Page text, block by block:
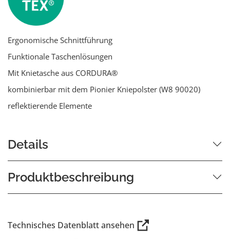
Ergonomische Schnittführung
Funktionale Taschenlösungen
Mit Knietasche aus CORDURA®
kombinierbar mit dem Pionier Kniepolster (W8 90020)
reflektierende Elemente
Details
Produktbeschreibung
Technisches Datenblatt ansehen